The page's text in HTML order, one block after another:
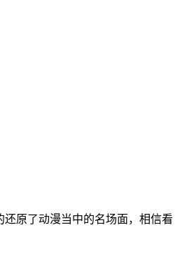
原了动漫当中的名场面，相信看